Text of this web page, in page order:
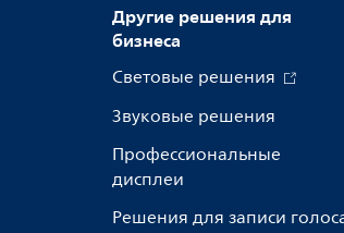
Другие решения для
бизнеса
Световые решения
Звуковые решения
Профессиональные
дисплеи
Решения для записи